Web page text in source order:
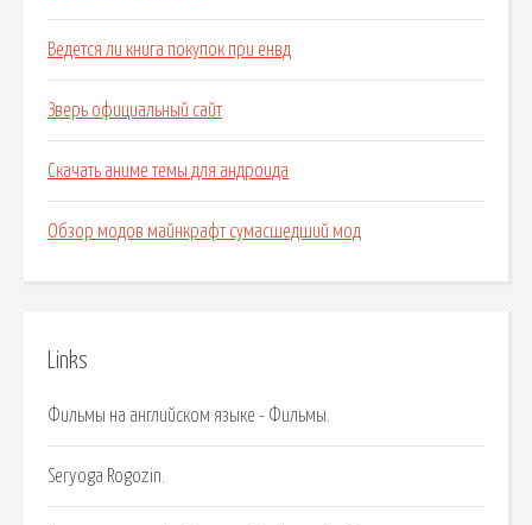
Ведется ли книга покупок при енвд
Зверь официальный сайт
Скачать аниме темы для андроида
Обзор модов майнкрафт сумасшедший мод
Links
Фильмы на английском языке - Фильмы.
Seryoga Rogozin.